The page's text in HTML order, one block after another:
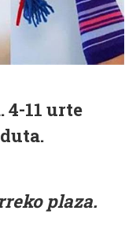
11 urte
plaza.